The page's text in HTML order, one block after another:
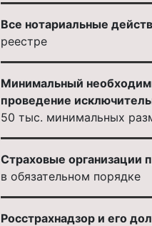
Все нотариальные
реестре
Минимальный
проведение
50 тыс. минимальных
Страховые организации
в обязательном порядке
Росстрахнадзор и его